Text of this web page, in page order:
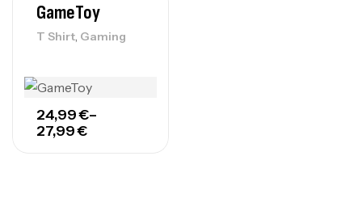
GameToy
T Shirt, Gaming
24,99€–
27,99€